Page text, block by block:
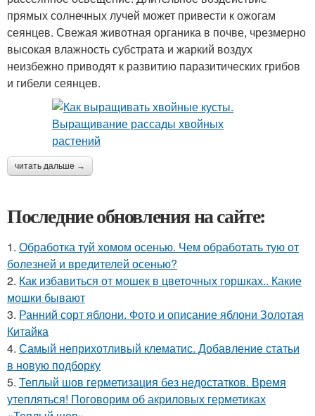
прямых солнечных лучей может привести к ожогам
сеянцев. Свежая животная органика в почве, чрезмерно
высокая влажность субстрата и жаркий воздух
неизбежно приводят к развитию паразитических грибов
и гибели сеянцев.
читать дальше →
Последние обновления на сайте:
1. Обработка туй хомом осенью. Чем обработать тую от
болезней и вредителей осенью?
2. Как избавиться от мошек в цветочных горшках.. Какие
мошки бывают
3. Ранний сорт яблони. Фото и описание яблони Золотая
Китайка
4. Самый неприхотливый клематис. Добавление статьи
в новую подборку
5. Теплый шов герметизация без недостатков. Время
утепляться! Поговорим об акриловых герметиках